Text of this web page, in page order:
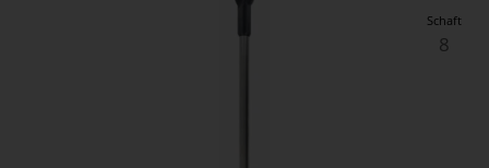
Schaft
8